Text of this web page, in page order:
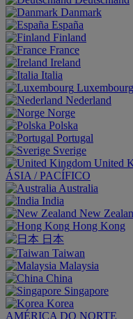
Danmark
España
Finland
France
Ireland
Italia
Luxembourg
Nederland
Norge
Polska
Portugal
Sverige
United
ÁSIA / PACÍFICO
Australia
India
New
Hong Kong
日本
Taiwan
Malaysia
China
Singapore
Korea
AMÉRICA DO NORTE